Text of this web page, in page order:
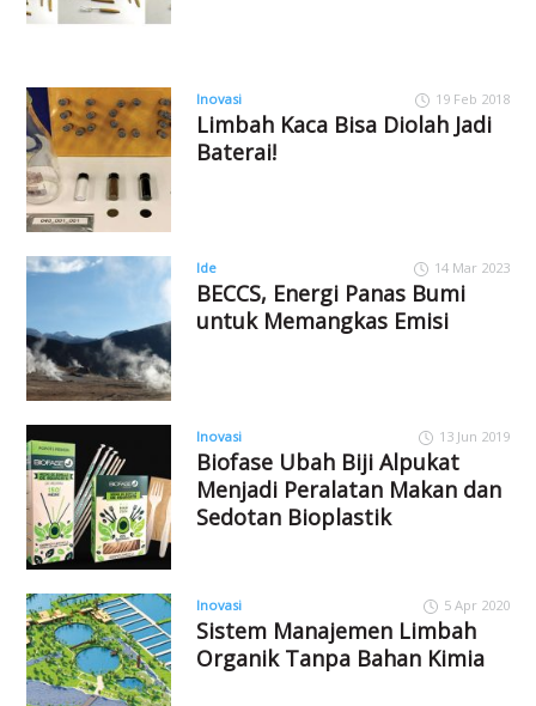
Inovasi 19 Feb 2018
Limbah Kaca Bisa Diolah Jadi
Baterai!
Ide 14 Mar 2023
BECCS, Energi Panas Bumi
untuk Memangkas Emisi
Inovasi 13 Jun 2019
Biofase Ubah Biji Alpukat
Menjadi Peralatan Makan dan
Sedotan Bioplastik
Inovasi 5 Apr 2020
Sistem Manajemen Limbah
Organik Tanpa Bahan Kimia